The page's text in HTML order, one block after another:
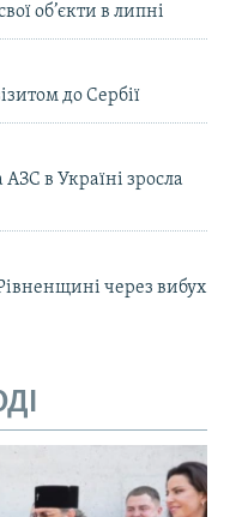
об’єкти в липні
до Сербії
АЗС в Україні зросла
через вибух